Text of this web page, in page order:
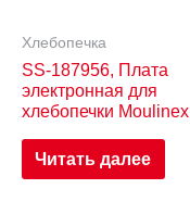
Хлебопечка
SS-187956, Плата
электронная для
хлебопечки Moulinex
Читать далее